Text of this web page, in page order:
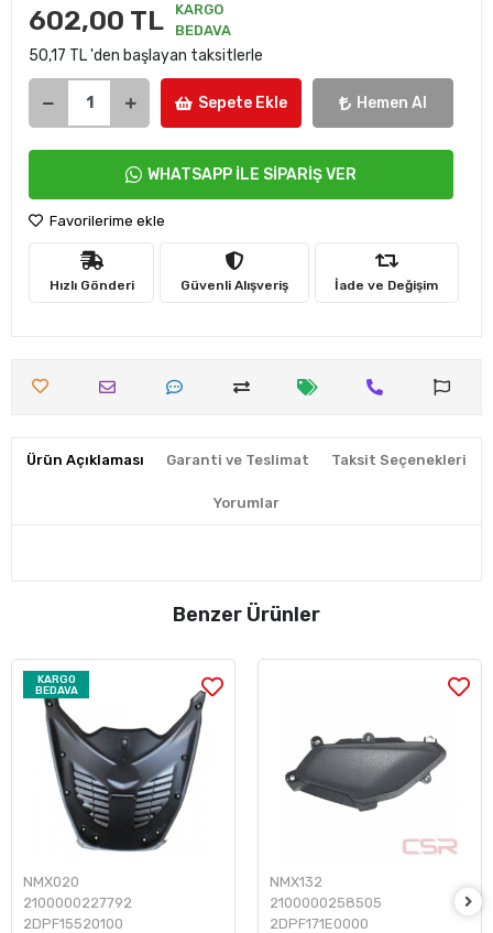
602,00 TL
KARGO
BEDAVA
50,17 TL 'den başlayan taksitlerle
Sepete Ekle Hemen Al
WHATSAPP İLE SİPARİŞ VER
Favorilerime ekle
Hızlı Gönderi Güvenli Alışveriş İade ve Değişim
Ürün Açıklaması Garanti ve Teslimat Taksit Seçenekleri
Yorumlar
Benzer Ürünler
KARGO
BEDAVA
NMX020
2100000227792
2DPF15520100
NMX132
2100000258505
2DPF171E0000